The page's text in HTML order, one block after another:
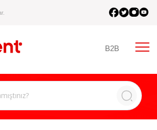
B2B